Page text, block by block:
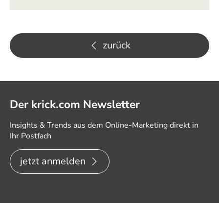
zurück
Der krick.com Newsletter
Insights & Trends aus dem Online-Marketing direkt in
Ihr Postfach
jetzt anmelden